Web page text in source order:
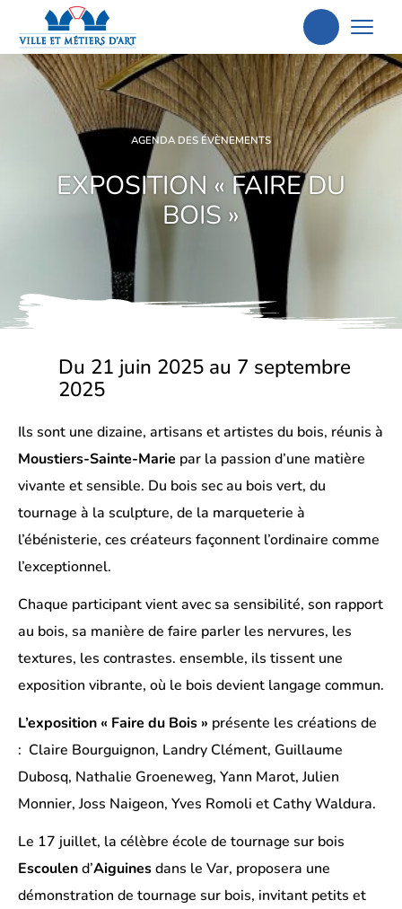
Aller
à
la
recherche
AGENDA DES ÉVÈNEMENTS
EXPOSITION « FAIRE DU
BOIS »
Du 21 juin 2025 au 7 septembre
2025
Ils sont une dizaine, artisans et artistes du bois, réunis à
Moustiers-Sainte-Marie par la passion d’une matière
vivante et sensible. Du bois sec au bois vert, du
tournage à la sculpture, de la marqueterie à
l’ébénisterie, ces créateurs façonnent l’ordinaire comme
l’exceptionnel.
Chaque participant vient avec sa sensibilité, son rapport
au bois, sa manière de faire parler les nervures, les
textures, les contrastes. ensemble, ils tissent une
exposition vibrante, où le bois devient langage commun.
L’exposition « Faire du Bois » présente les créations de
: Claire Bourguignon, Landry Clément, Guillaume
Dubosq, Nathalie Groeneweg, Yann Marot, Julien
Monnier, Joss Naigeon, Yves Romoli et Cathy Waldura.
Le 17 juillet, la célèbre école de tournage sur bois
Escoulend’Aiguinesdans le Var, proposera une
démonstration de tournage sur bois, invitant petits et